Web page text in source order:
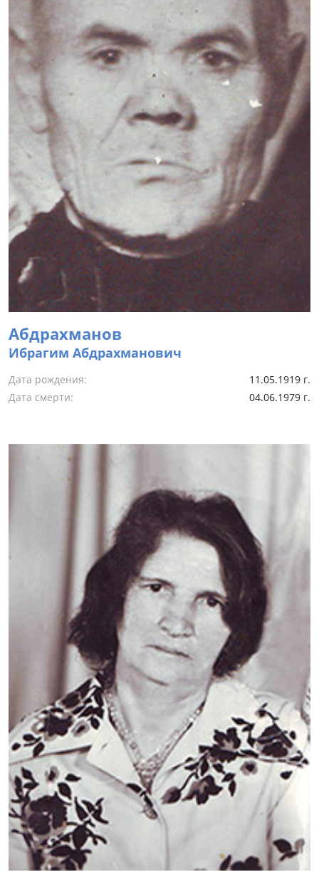
Абдрахманов
Ибрагим Абдрахманович
Дата рождения:
11.05.1919 г.
Дата смерти:
04.06.1979 г.